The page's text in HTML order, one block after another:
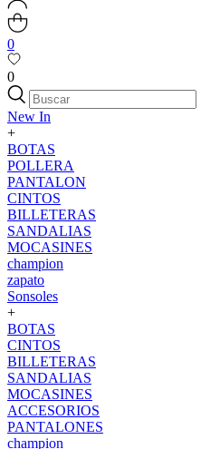
0
0
New In
+
BOTAS
POLLERA
PANTALON
CINTOS
BILLETERAS
SANDALIAS
MOCASINES
champion
zapato
Sonsoles
+
BOTAS
CINTOS
BILLETERAS
SANDALIAS
MOCASINES
ACCESORIOS
PANTALONES
champion